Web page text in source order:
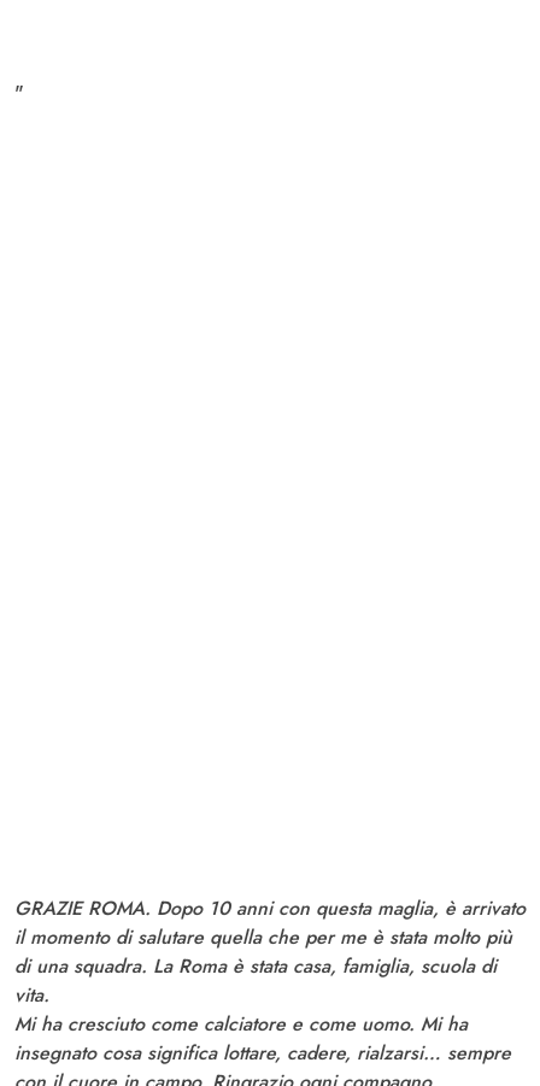
"
GRAZIE ROMA. Dopo 10 anni con questa maglia, è arrivato
il momento di salutare quella che per me è stata molto più
di una squadra. La Roma è stata casa, famiglia, scuola di
vita.
Mi ha cresciuto come calciatore e come uomo. Mi ha
insegnato cosa significa lottare, cadere, rialzarsi… sempre